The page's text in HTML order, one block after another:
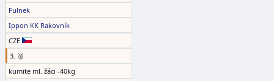
Fulnek
Ippon KK Rakovník
CZE
3. 🥉
kumite ml. žáci -40kg